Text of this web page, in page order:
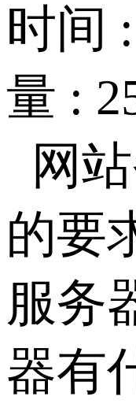
时间
量 :
网
的要
服务
器有